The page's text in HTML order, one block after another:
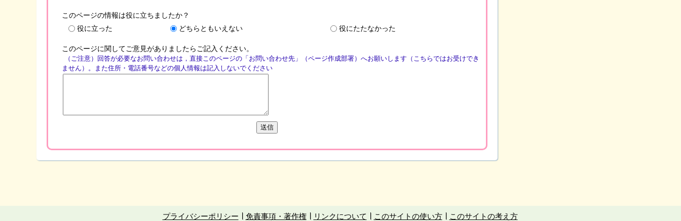
このページの情報は役に立ちましたか？
役に立った
どちらともいえない 役にたたなかった
このページに関してご意見がありましたらご記入ください。
（ご注意）回答が必要なお問い合わせは，直接このページの「お問い合わせ先」（ページ作成部署）へお願いします（こちらではお受けでき
ません）。また住所・電話番号などの個人情報は記入しないでください
プライバシーポリシー 免責事項・著作権 リンクについて このサイトの使い方 このサイトの考え方